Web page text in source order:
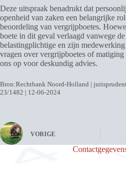
Deze uitspraak benadrukt dat
openheid van zaken een belangrijke
beoordeling van vergrijpboetes.
boete in dit geval verlaagd vanwege
belastingplichtige en zijn
vragen over vergrijpboetes of matiging
ons op voor deskundig advies.
Bron:Rechtbank Noord-Holland |
23/1482 | 12-06-2024
VORIGE